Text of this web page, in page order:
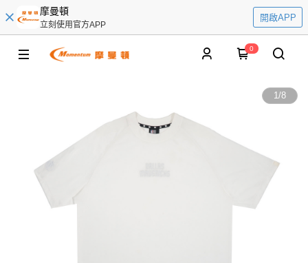
摩曼頓
立刻使用官方APP
開啟APP
0
1/8